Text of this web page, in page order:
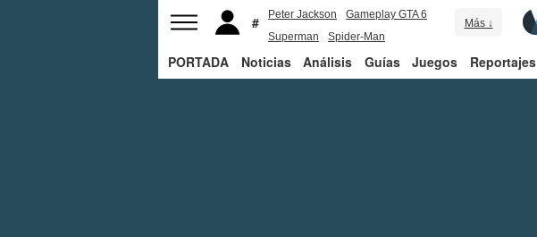
Peter Jackson
Gameplay GTA 6
Superman
Spider-Man
Más ↓
PORTADA Noticias Análisis Guías Juegos Reportajes